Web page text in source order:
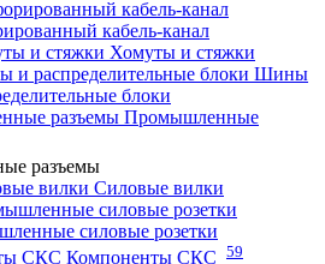
кабель-канал
Хомуты и стяжки
Шины
блоки
Промышленные
разъемы
Силовые вилки
силовые розетки
Компоненты СКС 59